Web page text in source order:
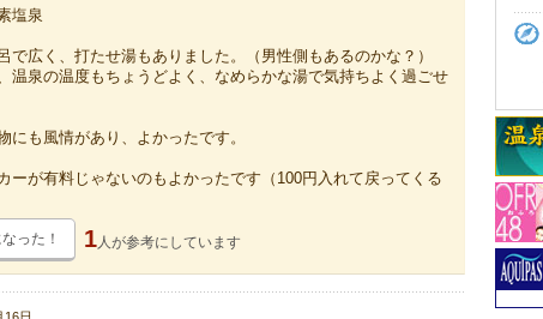
塩泉
で広く、打たせ湯もありました。（男性側もあるのかな？）
温泉の温度もちょうどよく、なめらかな湯で気持ちよく過ごせ
にも風情があり、よかったです。
ーが有料じゃないのもよかったです（100円入れて戻ってくる
った！ 1人が参考にしています